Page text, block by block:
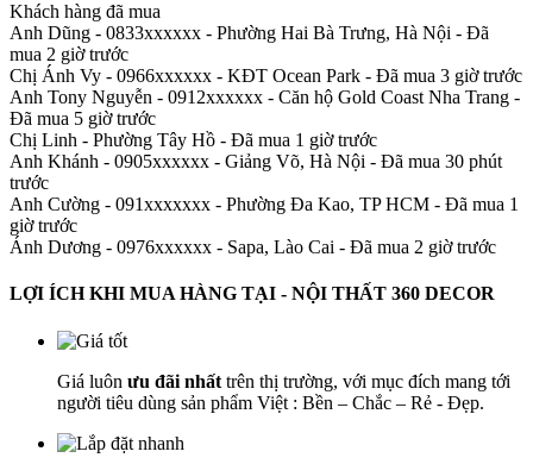
Khách hàng đã mua
Anh Dũng - 0833xxxxxx - Phường Hai Bà Trưng, Hà Nội - Đã
mua 2 giờ trước
Chị Ánh Vy - 0966xxxxxx - KĐT Ocean Park - Đã mua 3 giờ trước
Anh Tony Nguyễn - 0912xxxxxx - Căn hộ Gold Coast Nha Trang -
Đã mua 5 giờ trước
Chị Linh - Phường Tây Hồ - Đã mua 1 giờ trước
Anh Khánh - 0905xxxxxx - Giảng Võ, Hà Nội - Đã mua 30 phút
trước
Anh Cường - 091xxxxxxx - Phường Đa Kao, TP HCM - Đã mua 1
giờ trước
Ánh Dương - 0976xxxxxx - Sapa, Lào Cai - Đã mua 2 giờ trước
LỢI ÍCH KHI MUA HÀNG TẠI - NỘI THẤT 360 DECOR
Giá luôn ưu đãi nhất trên thị trường, với mục đích mang tới
người tiêu dùng sản phẩm Việt : Bền – Chắc – Rẻ - Đẹp.